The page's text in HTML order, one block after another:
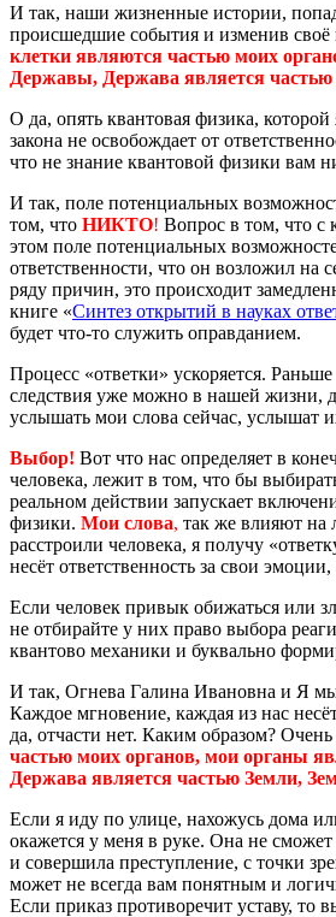
И так, наши жизненные истории,
происшедшие события и изменив своё
клетки являются частью моих
Державы, Держава является частью
О да, опять квантовая физика,
закона не освобождает от
что не знание квантовой физики вам
И так, поле потенциальных
том, что НИКТО! Вопрос в том, что с
этом поле потенциальных
ответственности, что он возложил на
ряду причин, это происходит
книге «Синтез открытий в науках
будет что-то служить оправданием.
Процесс «ответки» ускоряется.
следствия уже можно в нашей жизни,
услышать мои слова сейчас, услышат
Выбор! Вот что нас определяет в
человека, лежит в том, что бы
реальном действии запускает
физики. Мои слова, так же влияют на
расстроили человека, я получу
несёт ответственность за свои
Если человек привык обижаться или
не отбирайте у них право выбора
квантово механики и буквально
И так, Огнева Галина Ивановна и Я мы
Каждое мгновение, каждая из нас
да, отчасти нет. Каким образом?
частью моих органов, мои органы
Держава является частью Земли,
Если я иду по улице, нахожусь дома
окажется у меня в руке. Она не сможет
и совершила преступление, с точки
может не всегда вам понятным и
Если приказ противоречит уставу, то